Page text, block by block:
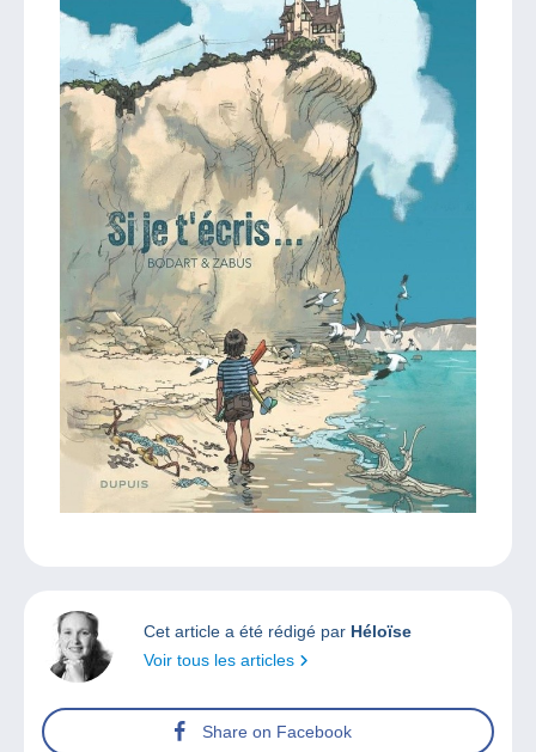
Cet article a été rédigé par Héloïse
Voir tous les articles
Share on Facebook